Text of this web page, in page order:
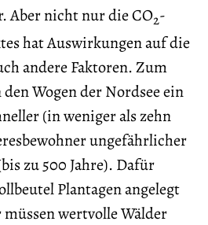
Aber nicht nur die CO2-
hat Auswirkungen auf die
andere Faktoren. Zum
Wogen der Nordsee ein
(in weniger als zehn
ungefährlicher
zu 500 Jahre). Dafür
Plantagen angelegt
wertvolle Wälder